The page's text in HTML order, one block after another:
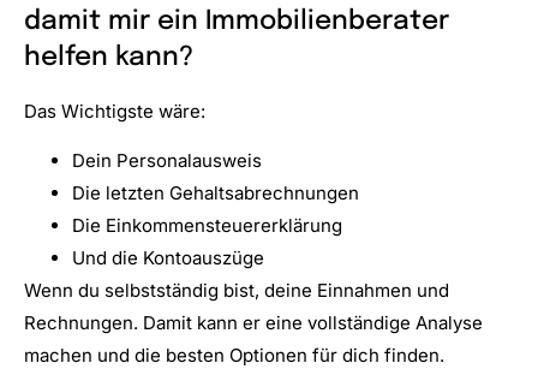
damit mir ein Immobilienberater
helfen kann?
Das Wichtigste wäre:
Dein Personalausweis
Die letzten Gehaltsabrechnungen
Die Einkommensteuererklärung
Und die Kontoauszüge
Wenn du selbstständig bist, deine Einnahmen und
Rechnungen. Damit kann er eine vollständige Analyse
machen und die besten Optionen für dich finden.